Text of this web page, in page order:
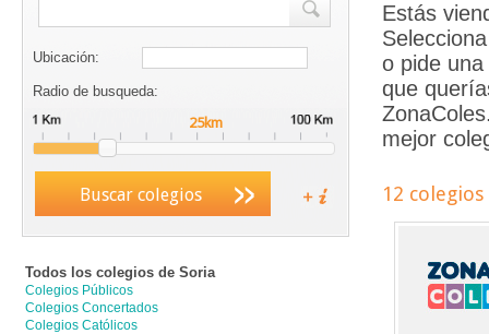
Ubicación:
Radio de busqueda:
Buscar colegios
Todos los colegios de Soria
Colegios Públicos
Colegios Concertados
Colegios Católicos
Estás
o pide
que
mejor
12